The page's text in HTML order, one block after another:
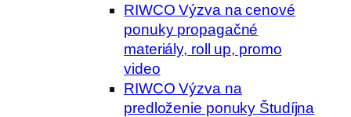
RIWCO Výzva na cenové
ponuky propagačné
materiály, roll up, promo
video
RIWCO Výzva na
predloženie ponuky Študíjna